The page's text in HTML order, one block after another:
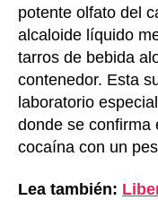
potente olfato del
alcaloide líquido
tarros de bebida
contenedor. Esta
laboratorio
donde se confirma
cocaína con un
Lea también: